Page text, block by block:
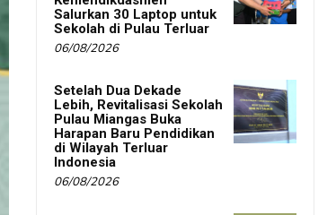
Salurkan 30 Laptop untuk
Sekolah di Pulau Terluar
06/08/2026
Setelah Dua Dekade
Lebih, Revitalisasi Sekolah
Pulau Miangas Buka
Harapan Baru Pendidikan
di Wilayah Terluar
Indonesia
06/08/2026